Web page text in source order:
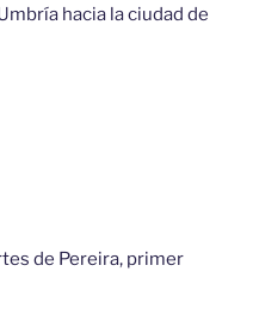
hacia la ciudad de
de Pereira, primer